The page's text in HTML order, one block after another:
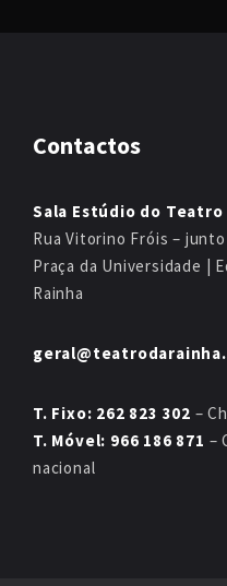
Contactos
Sala Estúdio do Teatro
Rua Vitorino Fróis –
Praça da Universidade |
Rainha
T. Fixo: 262 823 302 –
T. Móvel: 966 186 871 –
nacional